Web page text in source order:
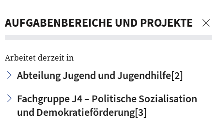
AUFGABENBEREICHE UND PROJEKTE
Arbeitet derzeit in
Abteilung Jugend und Jugendhilfe[2]
Fachgruppe J4 – Politische Sozialisation
und Demokratieförderung[3]